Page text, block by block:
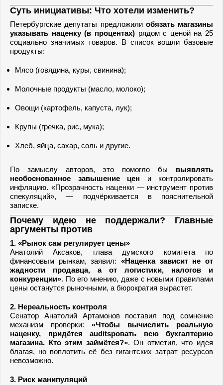
Суть инициативы: Что хотели изменить?
Петербургские депутаты предложили обязать магазины
указывать наценку (в процентах)рядом с ценой на 25
социально значимых товаров. В список вошли базовые
продукты:
Мясо (говядина, куры, свинина);
Молочные продукты (масло, молоко);
Овощи (картофель, капуста, лук);
Крупы (гречка, рис, мука);
Хлеб, яйца, сахар, соль и другие.
По замыслу авторов, это помогло бы выявлять
необоснованное завышение цен и контролировать
инфляцию. «Прозрачность наценки — инструмент против
спекуляций», — подчёркивается в пояснительной
записке.
Почему идею не поддержали? Главные
аргументы против
1. «Рынок сам регулирует цены»
Анатолий Аксаков, глава думского комитета по
финансовым рынкам, заявил: «Наценка зависит не от
жадности продавца, а от логистики, налогов и
конкуренции». По его мнению, даже с новыми правилами
цены останутся рыночными, а бюрократия вырастет.
2. Нереальность контроля
Сенатор Анатолий Артамонов поставил под сомнение
механизм проверки: «Чтобы вычислить реальную
наценку, придётся auditsровать всю бухгалтерию
магазина. Кто этим займётся?». Он отметил, что идея
благая, но воплотить её без гигантских затрат ресурсов
невозможно.
3. Риск манипуляций